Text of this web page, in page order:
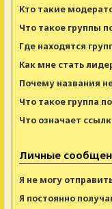
Кто такие
Что такое группы
Где находятся
Как мне стать
Почему названия
Что такое группа
Что означает
Личные
Я не могу
Я постоянно